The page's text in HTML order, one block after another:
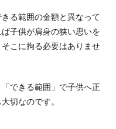
る範囲の金額と異なって
子供が肩身の狭い思いを
こに拘る必要はありませ
できる範囲」で子供へ正
切なのです。